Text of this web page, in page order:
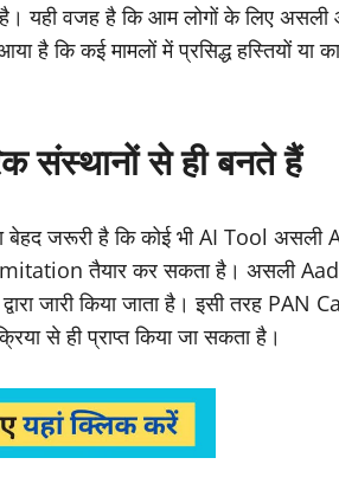
यही वजह है कि आम लोगों के लिए
है कि कई मामलों में प्रसिद्ध हस्तियों
संस्थानों से ही बनते हैं
बेहद जरूरी है कि कोई भी AI Tool असली
तैयार कर सकता है। असली
जारी किया जाता है। इसी तरह PAN
से ही प्राप्त किया जा सकता है।